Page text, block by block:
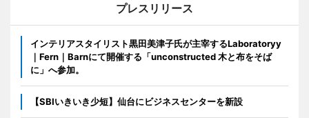
プレスリリース
インテリアスタイリスト黒田美津子氏が主宰するLaboratoryy
｜Fern｜Barnにて開催する「unconstructed 木と布をそば
に」へ参加。
【SBIいきいき少短】仙台にビジネスセンターを新設